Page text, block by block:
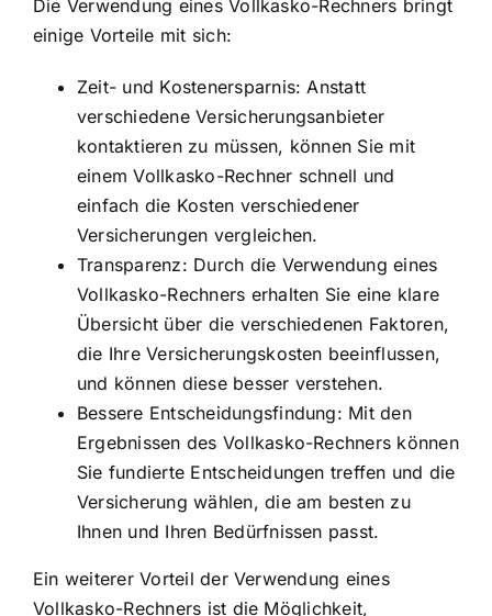
Die Verwendung eines Vollkasko-Rechners bringt
einige Vorteile mit sich:
Zeit- und Kostenersparnis: Anstatt
verschiedene Versicherungsanbieter
kontaktieren zu müssen, können Sie mit
einem Vollkasko-Rechner schnell und
einfach die Kosten verschiedener
Versicherungen vergleichen.
Transparenz: Durch die Verwendung eines
Vollkasko-Rechners erhalten Sie eine klare
Übersicht über die verschiedenen Faktoren,
die Ihre Versicherungskosten beeinflussen,
und können diese besser verstehen.
Bessere Entscheidungsfindung: Mit den
Ergebnissen des Vollkasko-Rechners können
Sie fundierte Entscheidungen treffen und die
Versicherung wählen, die am besten zu
Ihnen und Ihren Bedürfnissen passt.
Ein weiterer Vorteil der Verwendung eines
Vollkasko-Rechners ist die Möglichkeit,